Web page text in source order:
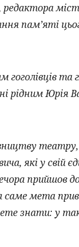
редактора
пам’яті
та
рідним Юрія
театру,
які у свій
прийшов
саме мета
знати: у